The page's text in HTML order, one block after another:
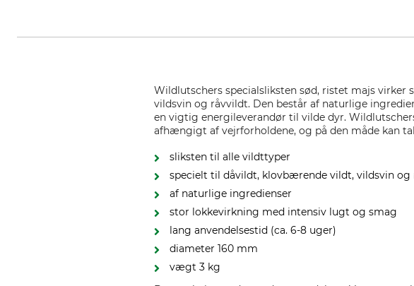
Wildlutschers specialsliksten sød, ristet majs
vildsvin og råvvildt. Den består af naturlige
en vigtig energileverandør til vilde dyr.
afhængigt af vejrforholdene, og på den måde kan
sliksten til alle vildttyper
specielt til dåvildt, klovbærende vildt, vildsvin og
af naturlige ingredienser
stor lokkevirkning med intensiv lugt og smag
lang anvendelsestid (ca. 6-8 uger)
diameter 160 mm
vægt 3 kg